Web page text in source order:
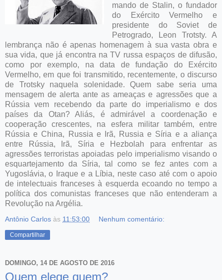
mando de Stalin, o fundador
do Exército Vermelho e
presidente do Soviet de
Petrogrado, Leon Trotsty. A
lembrança não é apenas homenagem à sua vasta obra e
sua vida, que já encontra na TV russa espaços de difusão,
como por exemplo, na data de fundação do Exército
Vermelho, em que foi transmitido, recentemente, o discurso
de Trotsky naquela solenidade. Quem sabe seria uma
mensagem de alerta ante as ameaças e agressões que a
Rússia vem recebendo da parte do imperialismo e dos
países da Otan? Aliás, é admirável a coordenação e
cooperação crescentes, na esfera militar também, entre
Rússia e China, Russia e Irã, Russia e Síria e a aliança
entre Rússia, Irã, Síria e Hezbolah para enfrentar as
agressões terroristas apoiadas pelo imperialismo visando o
esquartejamento da Síria, tal como se fez antes com a
Yugoslávia, o Iraque e a Líbia, neste caso até com o apoio
de intelectuais franceses à esquerda ecoando no tempo a
política dos comunistas franceses que não entenderam a
Revolução na Argélia.
Antônio Carlos às 11:53:00 Nenhum comentário:
Compartilhar
DOMINGO, 14 DE AGOSTO DE 2016
Quem elege quem?